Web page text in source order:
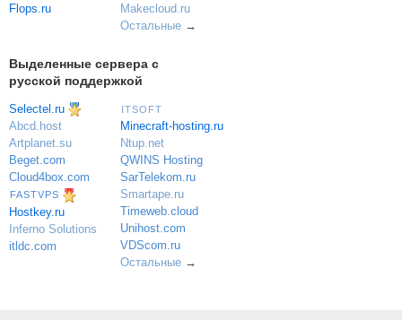
Flops.ru
Makecloud.ru
Остальные→
Выделенные сервера с
русской поддержкой
Selectel.ru
Abcd.host
Artplanet.su
Beget.com
Cloud4box.com
FASTVPS
Hostkey.ru
Inferno Solutions
itldc.com
ITSOFT
Minecraft-hosting.ru
Ntup.net
QWINS Hosting
SarTelekom.ru
Smartape.ru
Timeweb.cloud
Unihost.com
VDScom.ru
Остальные→